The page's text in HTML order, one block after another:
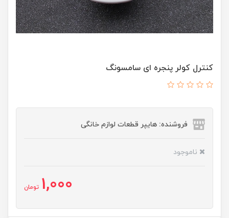
کنترل کولر پنجره ای سامسونگ
فروشنده: هایپر قطعات لوازم خانگی
ناموجود
1,000 تومان